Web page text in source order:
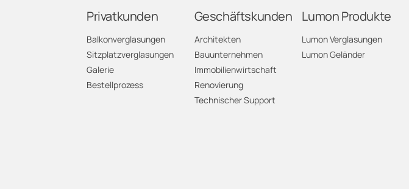
Graubünden
Privatkunden
Balkonverglasungen
Sitzplatzverglasungen
Galerie
Bestellprozess
Geschäftskunden
Architekten
Bauunternehmen
Immobilienwirtschaft
Renovierung
Technischer Support
Lumon Produkte
Lumon Verglasungen
Lumon Geländer